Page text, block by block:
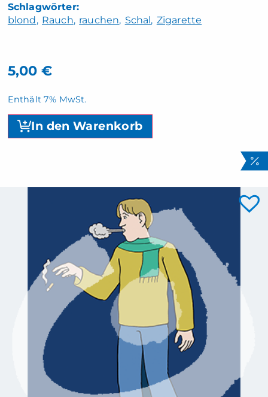
blond Rauch rauchen Schal Zigarette
5,00 €
Enthält 7% MwSt.
In den Warenkorb